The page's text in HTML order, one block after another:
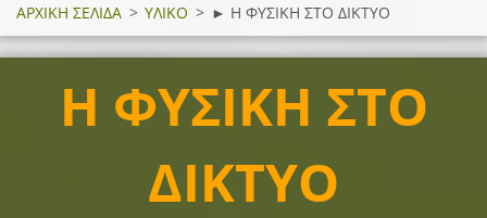
ΑΡΧΙΚΗ ΣΕΛΙΔΑ > ΥΛΙΚΟ > ► Η ΦΥΣΙΚΗ ΣΤΟ ΔΙΚΤΥΟ
Η ΦΥΣΙΚΗ ΣΤΟ
ΔΙΚΤΥΟ